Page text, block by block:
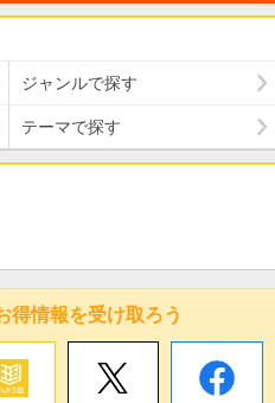
ジャンルで探す
テーマで探す
得情報を受け取ろう